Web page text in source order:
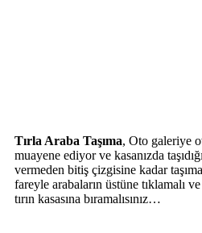
Tırla Araba Taşıma, Oto galeriye
muayene ediyor ve kasanızda
vermeden bitiş çizgisine kadar
fareyle arabaların üstüne tıklamalı
tırın kasasına bıramalısınız…